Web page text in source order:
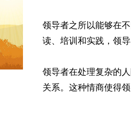
领导者之所以能够在
读、培训和实践，领
领导者在处理复杂的
关系。这种情商使得